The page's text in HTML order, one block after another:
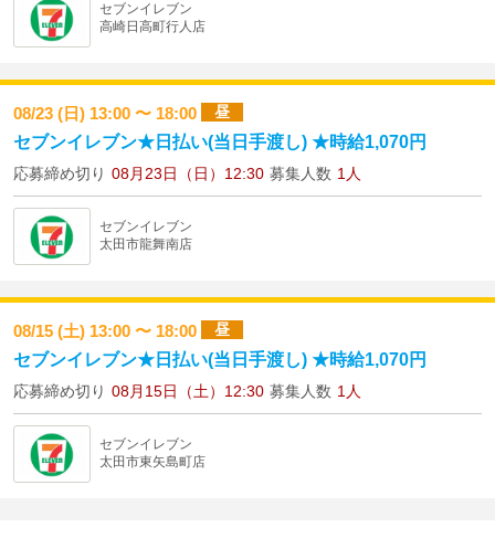
セブンイレブン
高崎日高町行人店
08/23 (日) 13:00 〜 18:00 昼
セブンイレブン★日払い(当日手渡し) ★時給1,070円
応募締め切り 08月23日（日）12:30 募集人数 1人
セブンイレブン
太田市龍舞南店
08/15 (土) 13:00 〜 18:00 昼
セブンイレブン★日払い(当日手渡し) ★時給1,070円
応募締め切り 08月15日（土）12:30 募集人数 1人
セブンイレブン
太田市東矢島町店